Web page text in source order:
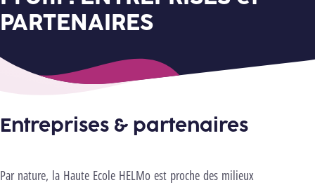
PARTENAIRES
Entreprises & partenaires
pour lancer cette vidéo.Changer les
Par nature, la Haute Ecole HELMo est proche des milieux